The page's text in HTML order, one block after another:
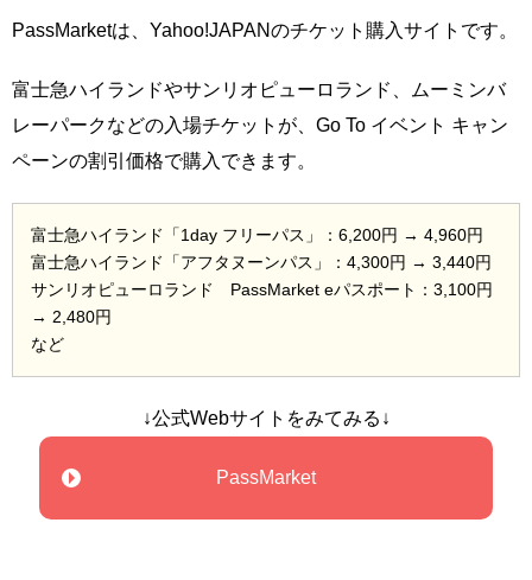
PassMarketは、Yahoo!JAPANのチケット購入サイトです。
富士急ハイランドやサンリオピューロランド、ムーミンバ
レーパークなどの入場チケットが、Go To イベント キャン
ペーンの割引価格で購入できます。
富士急ハイランド「1day フリーパス」：6,200円 → 4,960円
富士急ハイランド「アフタヌーンパス」：4,300円 → 3,440円
サンリオピューロランド PassMarket eパスポート：3,100円
→ 2,480円
など
↓公式Webサイトをみてみる↓
PassMarket